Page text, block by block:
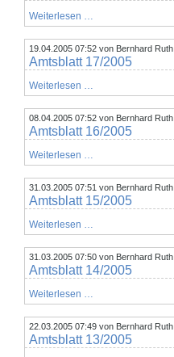
Weiterlesen …
18/2005
19.04.2005 07:52 von Bernhard Ruth
Amtsblatt 17/2005
Weiterlesen …
17/2005
08.04.2005 07:52 von Bernhard Ruth
Amtsblatt 16/2005
Weiterlesen …
16/2005
31.03.2005 07:51 von Bernhard Ruth
Amtsblatt 15/2005
Weiterlesen …
15/2005
31.03.2005 07:50 von Bernhard Ruth
Amtsblatt 14/2005
Weiterlesen …
14/2005
22.03.2005 07:49 von Bernhard Ruth
Amtsblatt 13/2005